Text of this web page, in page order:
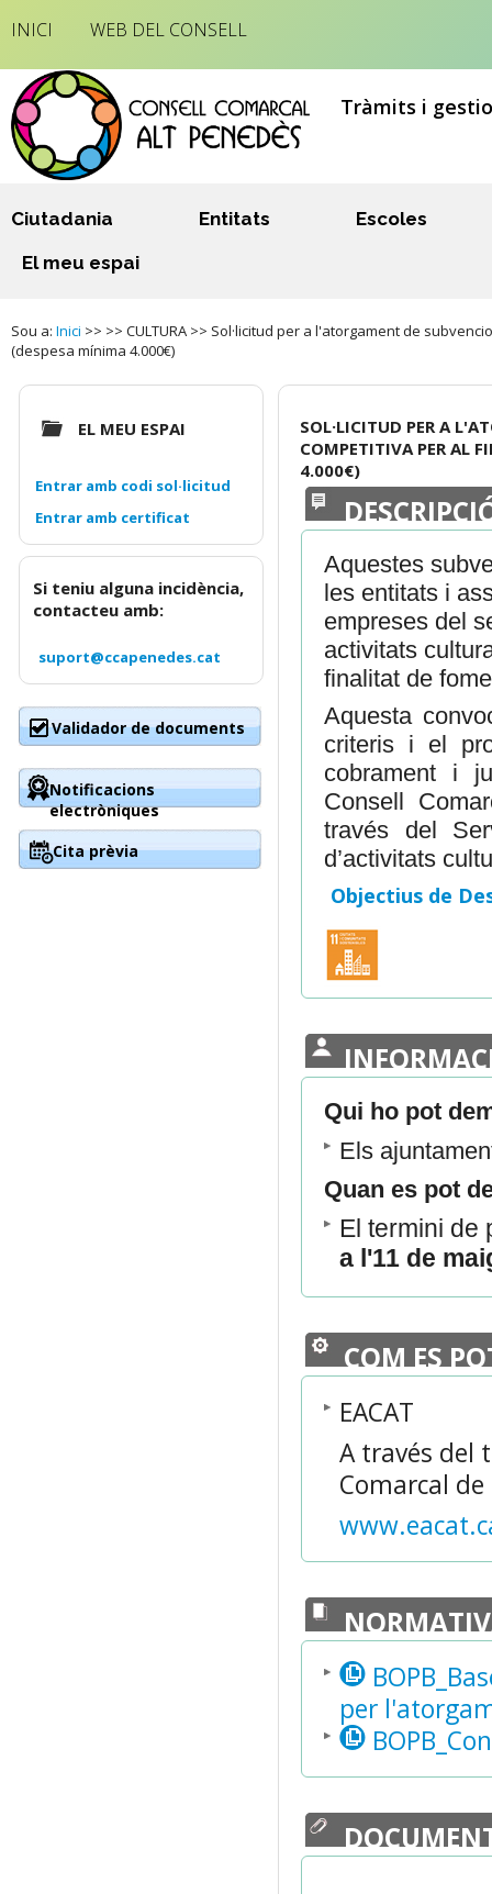
INICI WEB DEL CONSELL
Tràmits i
Ciutadania Entitats
Escoles
El meu espai
Sou a: Inici >> >> CULTURA >> Sol·licitud per a l'atorgament de
(despesa mínima 4.000€)
SOL·LICITUD PER A
COMPETITIVA PER AL
4.000€)
Aquestes
les entitats i
empreses del
activitats
finalitat de
Aquesta
criteris i el
cobrament i
Consell
través del
d’activitats
Objectius de
Qui ho pot
Els
Quan es pot
El termini de
a l'11 de
COM ES
EACAT
A través del
Comarcal
per
EL MEU ESPAI
Entrar amb codi sol·licitud
Si teniu alguna incidència,
contacteu amb:
suport@ccapenedes.cat
Validador de documents
Notificacions
electròniques
Cita prèvia